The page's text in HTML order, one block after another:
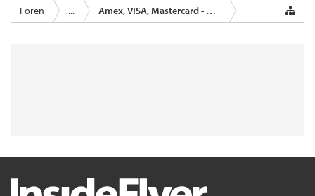
Foren ... Amex, VISA, Mastercard - Kreditkartenanbieter